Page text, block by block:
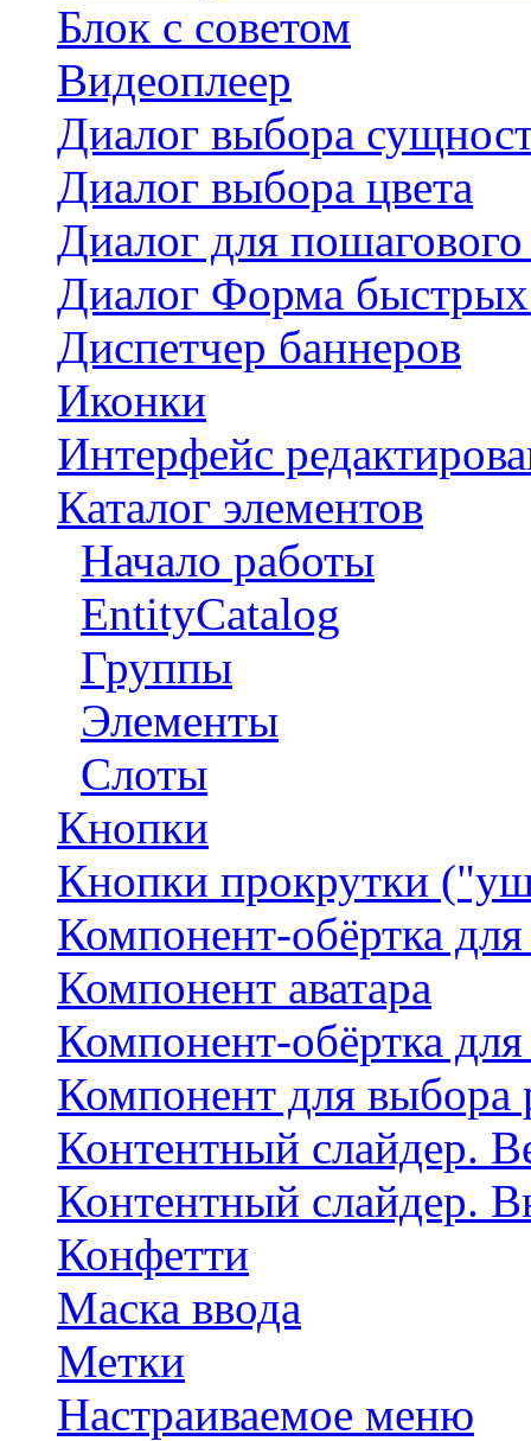
Блок с советом
Видеоплеер
Диалог выбора
Диалог выбора цвета
Диалог для
Диалог Форма
Диспетчер баннеров
Иконки
Интерфейс
Каталог элементов
Начало работы
EntityCatalog
Группы
Элементы
Слоты
Кнопки
Кнопки прокрутки
Компонент-обёртка
Компонент аватара
Компонент-обёртка для
Компонент для выбора
Контентный слайдер.
Контентный слайдер.
Конфетти
Маска ввода
Метки
Настраиваемое меню